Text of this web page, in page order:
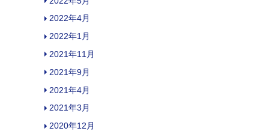
2022年4月
2022年1月
2021年11月
2021年9月
2021年4月
2021年3月
2020年12月